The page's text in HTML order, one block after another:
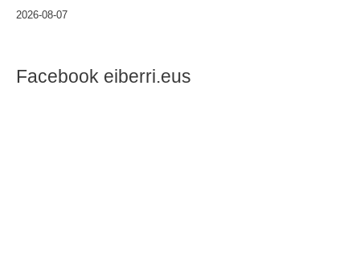
2026-08-07
Facebook eiberri.eus